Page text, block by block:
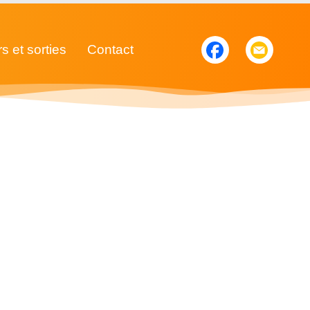
et sorties Contact